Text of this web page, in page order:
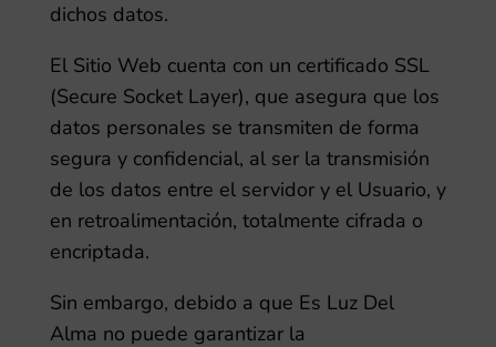
dichos datos.
El Sitio Web cuenta con un certificado SSL
(Secure Socket Layer), que asegura que los
datos personales se transmiten de forma
segura y confidencial, al ser la transmisión
de los datos entre el servidor y el Usuario, y
en retroalimentación, totalmente cifrada o
encriptada.
Sin embargo, debido a que Es Luz Del
Alma no puede garantizar la